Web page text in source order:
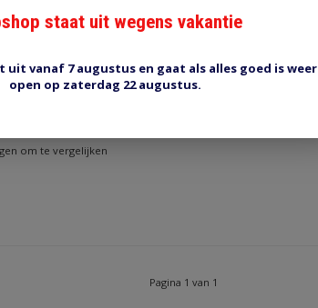
6V 60/55W P45T
om te vergelijken
Pagina 1 van 1
staat uit wegens vakantie
uit vanaf 7 augustus en gaat als alles goed is weer
open op zaterdag 22 augustus.